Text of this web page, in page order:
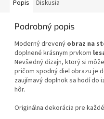
Popis Diskusia
Podrobný popis
Moderný drevený obraz na
doplnené krásnym prvkom
Nevšedný dizajn, ktorý si
pričom spodný diel obrazu je
zaujímavý doplnok sa hodí do
hôr.
Originálna dekorácia pre